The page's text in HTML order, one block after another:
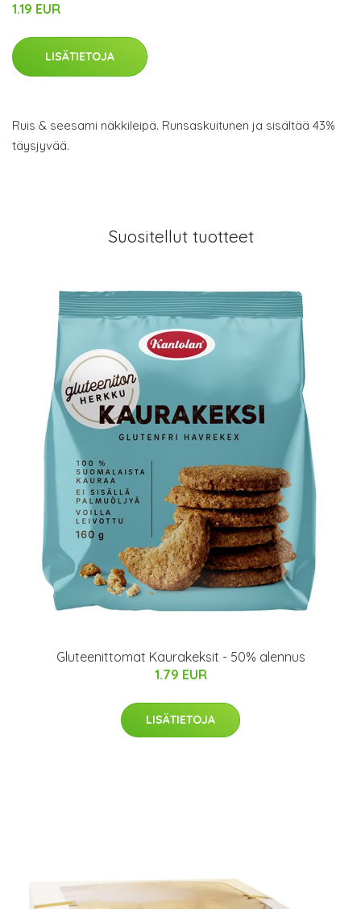
1.19 EUR
LISÄTIETOJA
Ruis & seesami näkkileipä. Runsaskuitunen ja sisältää 43%
täysjyvää.
Suositellut tuotteet
Gluteenittomat Kaurakeksit - 50% alennus
1.79 EUR
LISÄTIETOJA